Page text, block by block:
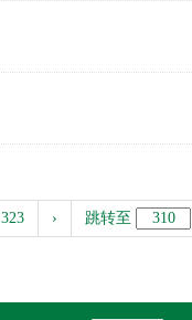
323 › 跳转至